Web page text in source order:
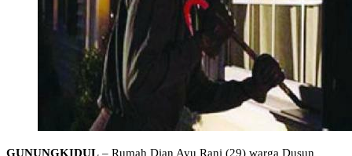
GUNUNGKIDUL – Rumah Dian Ayu Rani (29) warga Dusun